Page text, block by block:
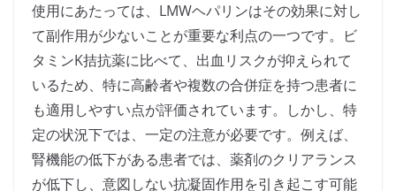
使用にあたっては、LMWヘパリンはその効果に対し
て副作用が少ないことが重要な利点の一つです。ビ
タミンK拮抗薬に比べて、出血リスクが抑えられて
いるため、特に高齢者や複数の合併症を持つ患者に
も適用しやすい点が評価されています。しかし、特
定の状況下では、一定の注意が必要です。例えば、
腎機能の低下がある患者では、薬剤のクリアランス
が低下し、意図しない抗凝固作用を引き起こす可能